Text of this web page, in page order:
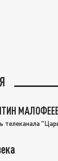
телеканала